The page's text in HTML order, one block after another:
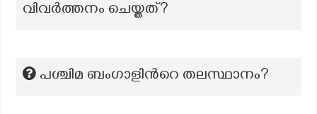
വിവർത്തനം ചെയ്തത്?
പശ്ചിമ ബംഗാളിന്‍റെ തലസ്ഥാനം?